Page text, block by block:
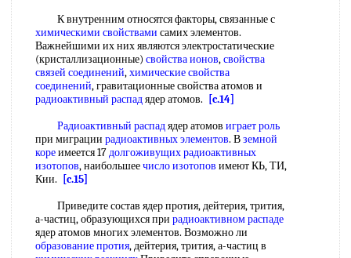
К внутренним относятся факторы, связанные с
химическими свойствами самих элементов.
Важнейшими их них являются электростатические
(кристаллизационные) свойства ионов,свойства
связей соединений,химические свойства
соединений, гравитационные свойства атомов и
радиоактивный распадядер атомов.
[c.14]
Радиоактивный распадядер атомов играет роль
при миграции радиоактивных элементов. Вземной
кореимеется 17долгоживущих радиоактивных
изотопов, наибольшеечисло изотопов имеют КЬ, ТИ,
Кии.
[c.15]
Приведите состав ядер протия, дейтерия, трития,
а-частиц, образующихся при радиоактивном распаде
ядер атомов многих элементов. Возможно ли
образование протия, дейтерия, трития, а-частиц в